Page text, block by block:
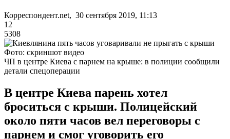
Корреспондент.net, 30 сентября 2019, 11:13
12
5308
Фото: скриншот видео
ЧП в центре Киева с парнем на крыше: в полиции сообщили
детали спецоперации
В центре Киева парень хотел
броситься с крыши. Полицейский
около пяти часов вел переговоры с
парнем и смог уговорить его